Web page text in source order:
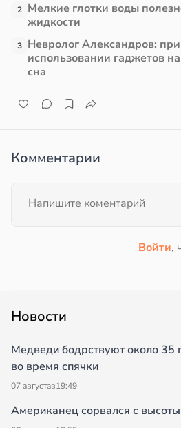
2 Мелкие глотки воды
жидкости
3 Невролог Александров:
использовании гаджетов
сна
Комментарии
Войти,
Новости
Медведи бодрствуют около 35
во время спячки
07 августав19:49
Американец сорвался с